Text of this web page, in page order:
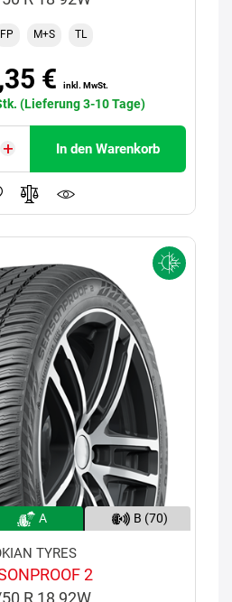
FP M+S TL
€ inkl. MwSt.
(Lieferung 3-10 Tage)
In den Warenkorb
A B (70)
TYRES
2
R 18 92W